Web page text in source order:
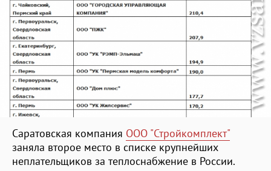
Саратовская компания ООО "Стройкомплект"
заняла второе место в списке крупнейших
неплательщиков за теплоснабжение в России.